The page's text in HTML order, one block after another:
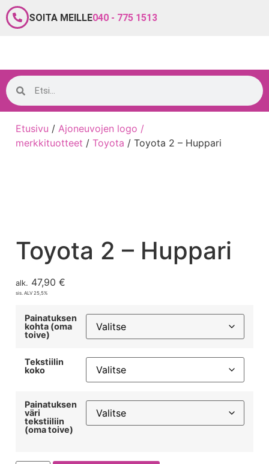
SOITA MEILLE040 - 775 1513
Etusivu / Ajoneuvojen logo /
merkkituotteet / Toyota / Toyota 2 – Huppari
Toyota 2 – Huppari
alk. 47,90 €
sis. ALV 25,5%
Painatuksen
kohta (oma
toive)
Tekstiilin
koko
Painatuksen
väri
tekstiiliin
(oma toive)